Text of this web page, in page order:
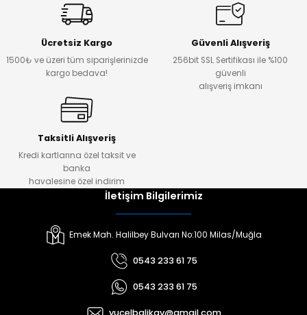
Ücretsiz Kargo
1500₺ ve üzeri tüm siparişlerinizde
kargo bedava!
Güvenli Alışveriş
256bit SSL Sertifikası ile %100
güvenli
alışveriş imkanı
Taksitli Alışveriş
Kredi kartlarına özel taksit ve
banka
havalesine özel indirim
İletişim Bilgilerimiz
Emek Mah. Halilbey Bulvarı No:100 Milas/Muğla
0543 233 61 75
0543 233 61 75
yucelbalikav@gmail.com